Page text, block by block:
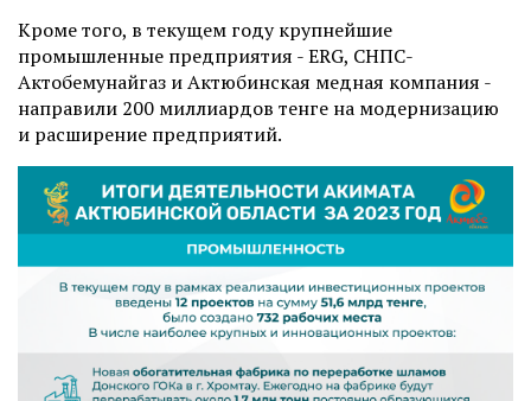
Кроме того, в текущем году крупнейшие
промышленные предприятия - ERG, СНПС-
Актобемунайгаз и Актюбинская медная компания -
направили 200 миллиардов тенге на модернизацию
и расширение предприятий.